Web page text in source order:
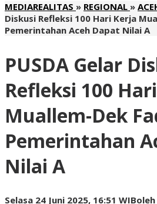
MEDIAREALITAS » REGIONAL »
Diskusi Refleksi 100 Hari Kerja
Pemerintahan Aceh Dapat Nilai A
PUSDA Gelar
Refleksi 100
Muallem-Dek
Pemerintahan
Nilai A
Selasa 24 Juni 2025, 16:51 WIBoleh